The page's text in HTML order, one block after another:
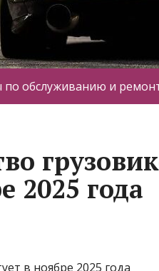
по обслуживанию и
2025 года